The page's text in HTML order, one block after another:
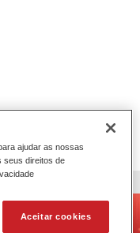
ajudar as nossas
seus direitos de
Aceitar cookies